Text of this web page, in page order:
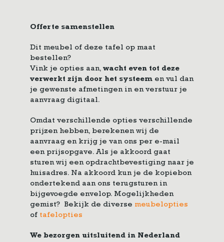
Offerte samenstellen
Dit meubel of deze tafel op maat
bestellen?
Vink je opties aan, wacht even tot deze
verwerkt zijn door het systeem en vul dan
je gewenste afmetingen in en verstuur je
aanvraag digitaal.
Omdat verschillende opties verschillende
prijzen hebben, berekenen wij de
aanvraag en krijg je van ons per e-mail
een prijsopgave. Als je akkoord gaat
sturen wij een opdrachtbevestiging naar je
huisadres. Na akkoord kun je de kopiebon
ondertekend aan ons terugsturen in
bijgevoegde envelop. Mogelijkheden
gemist? Bekijk de diverse meubelopties
of tafelopties
We bezorgen uitsluitend in Nederland